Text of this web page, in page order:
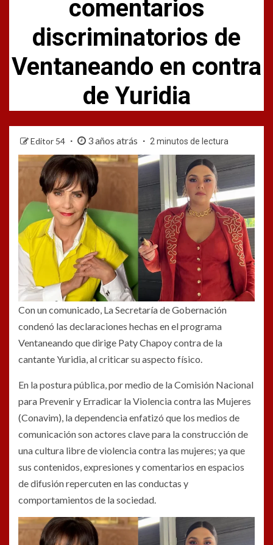
comentarios
discriminatorios de
Ventaneando en contra
de Yuridia
Editor 54 3 años atrás 2 minutos de lectura
Con un comunicado, La Secretaría de Gobernación
condenó las declaraciones hechas en el programa
Ventaneando que dirige Paty Chapoy contra de la
cantante Yuridia, al criticar su aspecto físico.
En la postura pública, por medio de la Comisión Nacional
para Prevenir y Erradicar la Violencia contra las Mujeres
(Conavim), la dependencia enfatizó que los medios de
comunicación son actores clave para la construcción de
una cultura libre de violencia contra las mujeres; ya que
sus contenidos, expresiones y comentarios en espacios
de difusión repercuten en las conductas y
comportamientos de la sociedad.